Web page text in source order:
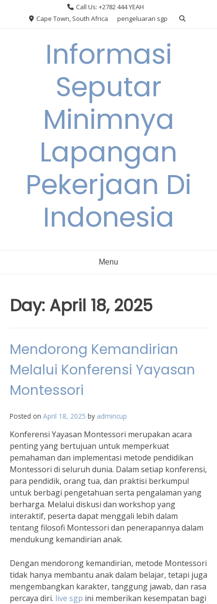
Call Us: +2782 444 YEAH
Cape Town, South Africa
pengeluaran sgp
Informasi
Seputar
Minimnya
Lapangan
Pekerjaan Di
Indonesia
Menu
Day: April 18, 2025
Mendorong Kemandirian
Melalui Konferensi Yayasan
Montessori
Posted on April 18, 2025 by admincup
Konferensi Yayasan Montessori merupakan acara
penting yang bertujuan untuk memperkuat
pemahaman dan implementasi metode pendidikan
Montessori di seluruh dunia. Dalam setiap konferensi,
para pendidik, orang tua, dan praktisi berkumpul
untuk berbagi pengetahuan serta pengalaman yang
berharga. Melalui diskusi dan workshop yang
interaktif, peserta dapat menggali lebih dalam
tentang filosofi Montessori dan penerapannya dalam
mendukung kemandirian anak.
Dengan mendorong kemandirian, metode Montessori
tidak hanya membantu anak dalam belajar, tetapi juga
mengembangkan karakter, tanggung jawab, dan rasa
percaya diri. live sgp ini memberikan kesempatan bagi